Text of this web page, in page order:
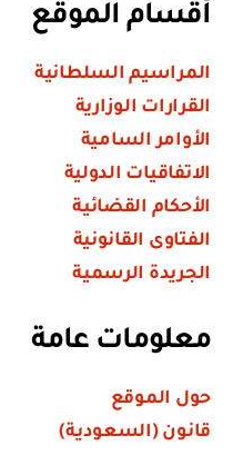
أقسام الموقع
المراسيم السلطانية
القرارات الوزارية
الأوامر السامية
الاتفاقيات الدولية
الأحكام القضائية
الفتاوى القانونية
الجريدة الرسمية
معلومات عامة
حول الموقع
قانون (السعودية)